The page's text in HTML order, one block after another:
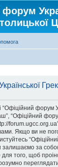
форум
“Офіційний
Якщо ви не
залишаємо за
для того, щоб